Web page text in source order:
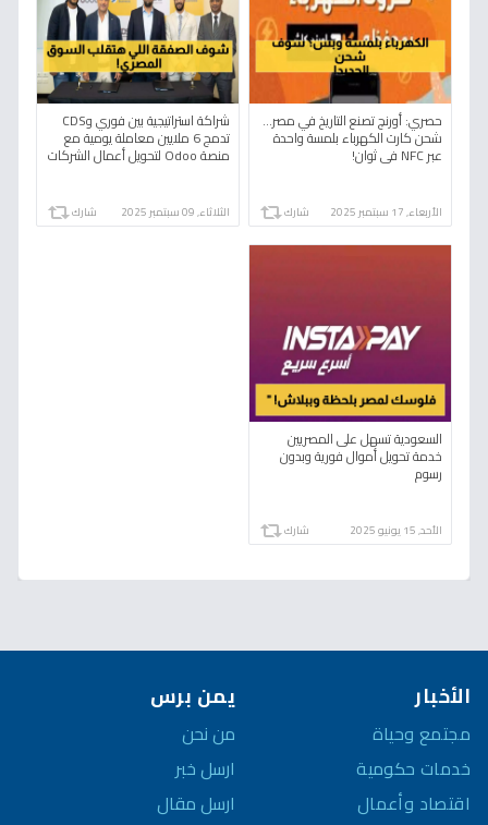
حصري: أورنچ تصنع التاريخ في مصر...
شحن كارت الكهرباء بلمسة واحدة
عبر NFC في ثوانٍ!
الأربعاء, 17 سبتمبر 2025 شارك
شراكة استراتيجية بين فوري وCDS
تدمج 6 ملايين معاملة يومية مع
منصة Odoo لتحويل أعمال الشركات
الثلاثاء, 09 سبتمبر 2025 شارك
السعودية تسهل على المصريين
خدمة تحويل أموال فورية وبدون
رسوم
الأحد, 15 يونيو 2025 شارك
الأخبار
مجتمع وحياة
خدمات حكومية
اقتصاد وأعمال
يمن برس
من نحن
ارسل خبر
ارسل مقال